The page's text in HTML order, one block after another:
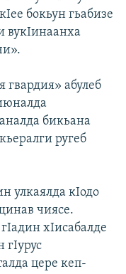
бокьун гьабизе
вукIинаанха
гвардия» абулеб
бикьана
ругеб
улкаялда кIодо
чиясе.
хIисабалде
гIурус
цере кеп-